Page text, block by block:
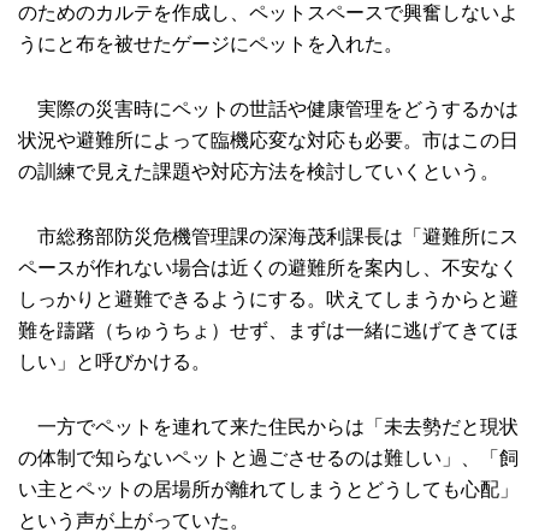
のためのカルテを作成し、ペットスペースで興奮しないよ
うにと布を被せたゲージにペットを入れた。
実際の災害時にペットの世話や健康管理をどうするかは
状況や避難所によって臨機応変な対応も必要。市はこの日
の訓練で見えた課題や対応方法を検討していくという。
市総務部防災危機管理課の深海茂利課長は「避難所にス
ペースが作れない場合は近くの避難所を案内し、不安なく
しっかりと避難できるようにする。吠えてしまうからと避
難を躊躇（ちゅうちょ）せず、まずは一緒に逃げてきてほ
しい」と呼びかける。
一方でペットを連れて来た住民からは「未去勢だと現状
の体制で知らないペットと過ごさせるのは難しい」、「飼
い主とペットの居場所が離れてしまうとどうしても心配」
という声が上がっていた。